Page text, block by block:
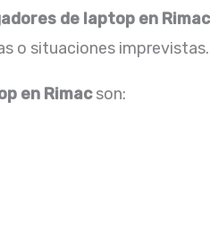
de laptop en
o situaciones imprevistas.
en Rimacson: